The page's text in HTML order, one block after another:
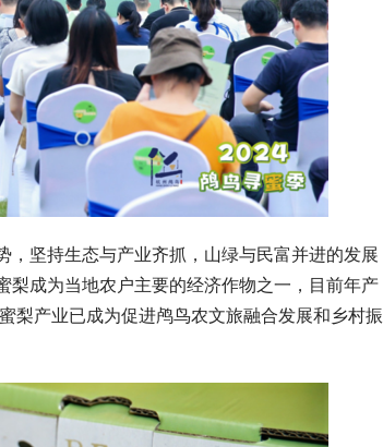
坚持生态与产业齐抓，山绿与民富并进的发展
成为当地农户主要的经济作物之一，目前年产
梨产业已成为促进鸬鸟农文旅融合发展和乡村振